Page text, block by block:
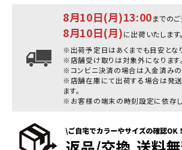
8月10日(月)13:00までの
8月10日(月)に出荷いたします。
※出荷予定日はあくまでも目安となり
※店舗受け取りは対象外になります。
※コンビニ決済の場合は入金済みの
※店舗在庫にて出荷する場合は発
ます。
※お客様の端末の時刻設定に依存し